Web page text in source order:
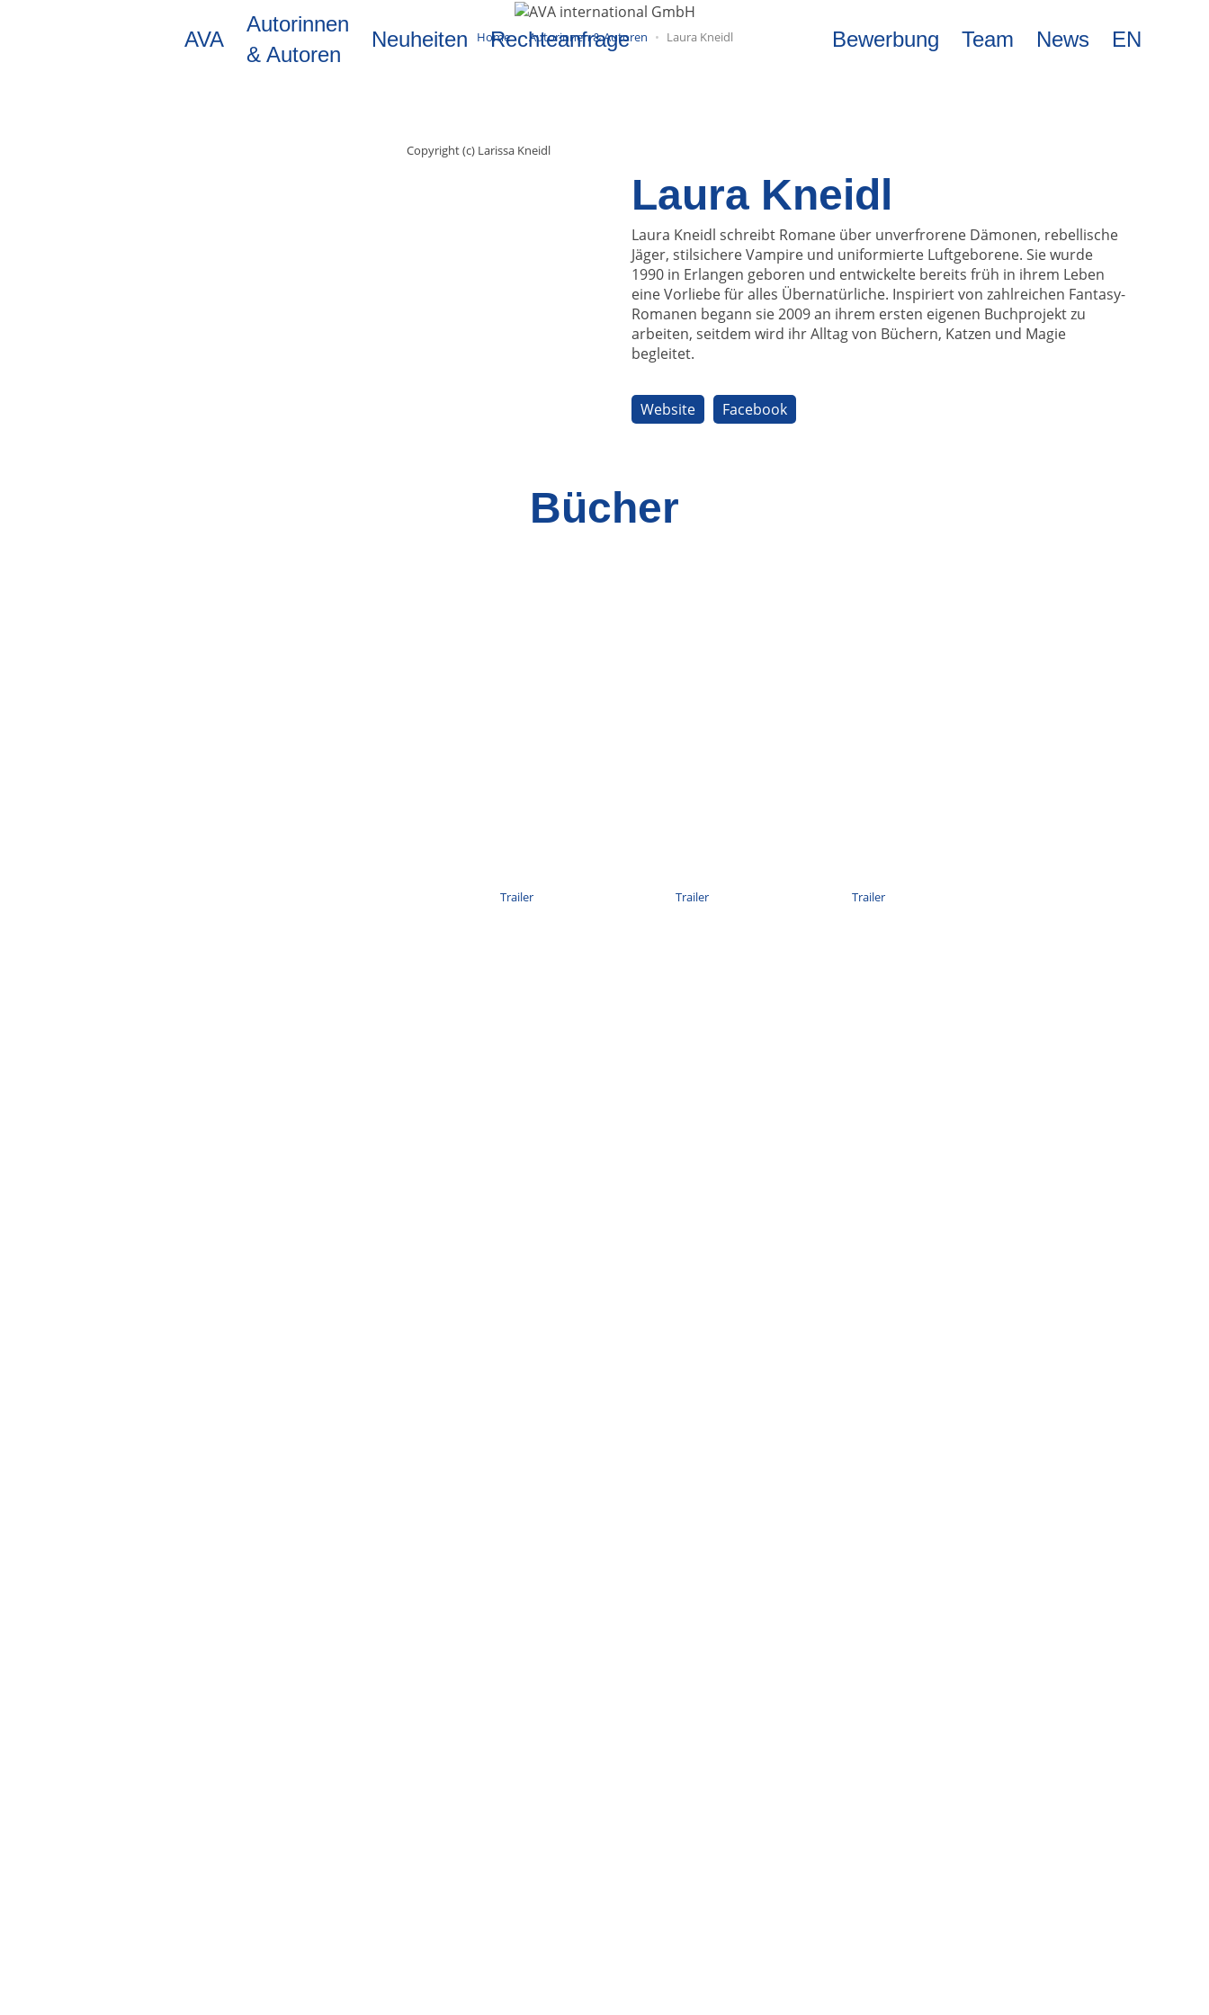
AVA
Autorinnen
& Autoren
Neuheiten Rechteanfrage Bewerbung Team News EN
Home Autorinnen & Autoren Laura Kneidl
Copyright (c) Larissa Kneidl
Laura Kneidl
Laura Kneidl schreibt Romane über unverfrorene Dämonen, rebellische
Jäger, stilsichere Vampire und uniformierte Luftgeborene. Sie wurde
1990 in Erlangen geboren und entwickelte bereits früh in ihrem Leben
eine Vorliebe für alles Übernatürliche. Inspiriert von zahlreichen Fantasy-
Romanen begann sie 2009 an ihrem ersten eigenen Buchprojekt zu
arbeiten, seitdem wird ihr Alltag von Büchern, Katzen und Magie
begleitet.
Website Facebook
Bücher
Trailer Trailer Trailer